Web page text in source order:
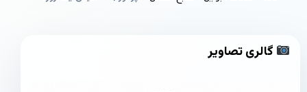
گالری تصاویر